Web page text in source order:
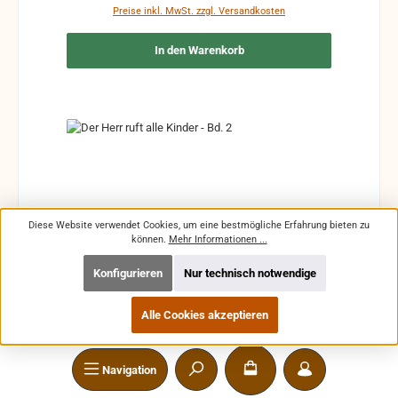
Navigation
Preise inkl. MwSt. zzgl. Versandkosten
In den Warenkorb
Der Herr ruft alle Kinder - Bd. 2
Diese Website verwendet Cookies, um eine bestmögliche Erfahrung bieten zu
können. Mehr Informationen ...
Nur technisch notwendige
Konfigurieren
Alle Cookies akzeptieren